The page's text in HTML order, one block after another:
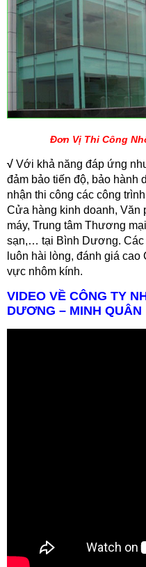
Đơn Vị Thi Công
√ Với khả năng đáp ứng
đảm bảo tiến độ, bảo hành
nhận thi công các công
Cửa hàng kinh doanh, Văn
máy, Trung tâm Thương
sạn,… tại Bình Dương.
luôn hài lòng, đánh giá
vực nhôm kính.
VIDEO VỀ CÔNG TY
DƯƠNG – MINH QUÂN